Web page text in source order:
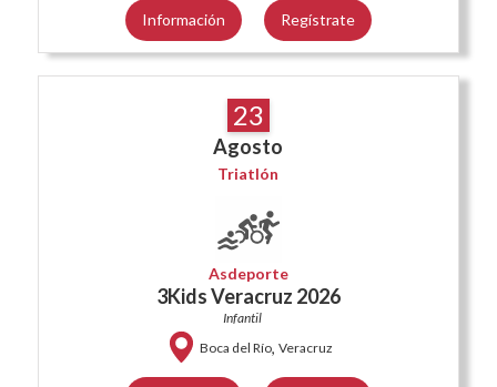
Información Regístrate
23
Agosto
Triatlón
Asdeporte
3Kids Veracruz 2026
Infantil
Boca del Río, Veracruz